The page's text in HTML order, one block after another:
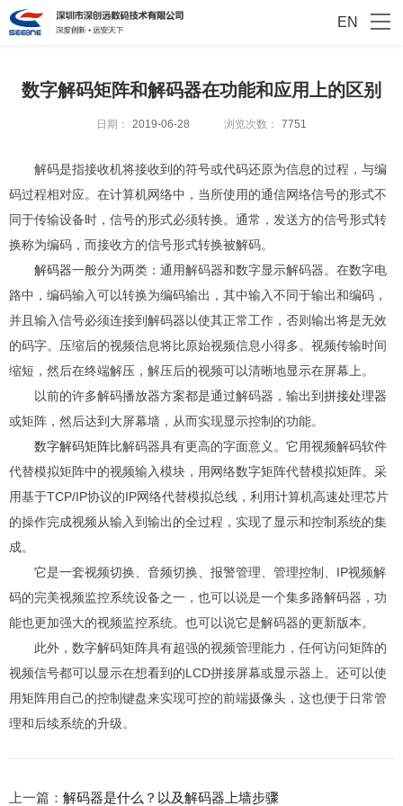
EN
数字解码矩阵和解码器在功能和应用上的区别
日期： 2019-06-28 浏览次数： 7751
解码是指接收机将接收到的符号或代码还原为信息的过程，与编
码过程相对应。在计算机网络中，当所使用的通信网络信号的形式不
同于传输设备时，信号的形式必须转换。通常，发送方的信号形式转
换称为编码，而接收方的信号形式转换被解码。
解码器一般分为两类：通用解码器和数字显示解码器。在数字电
路中，编码输入可以转换为编码输出，其中输入不同于输出和编码，
并且输入信号必须连接到解码器以使其正常工作，否则输出将是无效
的码字。压缩后的视频信息将比原始视频信息小得多。视频传输时间
缩短，然后在终端解压，解压后的视频可以清晰地显示在屏幕上。
以前的许多解码播放器方案都是通过解码器，输出到拼接处理器
或矩阵，然后达到大屏幕墙，从而实现显示控制的功能。
数字解码矩阵比解码器具有更高的字面意义。它用视频解码软件
代替模拟矩阵中的视频输入模块，用网络数字矩阵代替模拟矩阵。采
用基于TCP/IP协议的IP网络代替模拟总线，利用计算机高速处理芯片
的操作完成视频从输入到输出的全过程，实现了显示和控制系统的集
成。
它是一套视频切换、音频切换、报警管理、管理控制、IP视频解
码的完美视频监控系统设备之一，也可以说是一个集多路解码器，功
能也更加强大的视频监控系统。也可以说它是解码器的更新版本。
此外，数字解码矩阵具有超强的视频管理能力，任何访问矩阵的
视频信号都可以显示在想看到的LCD拼接屏幕或显示器上。还可以使
用矩阵用自己的控制键盘来实现可控的前端摄像头，这也便于日常管
理和后续系统的升级。
上一篇： 解码器是什么？以及解码器上墙步骤